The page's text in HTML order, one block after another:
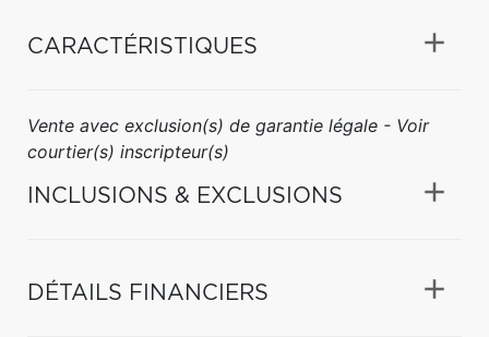
CARACTÉRISTIQUES
Vente avec exclusion(s) de garantie légale - Voir
courtier(s) inscripteur(s)
INCLUSIONS & EXCLUSIONS
DÉTAILS FINANCIERS